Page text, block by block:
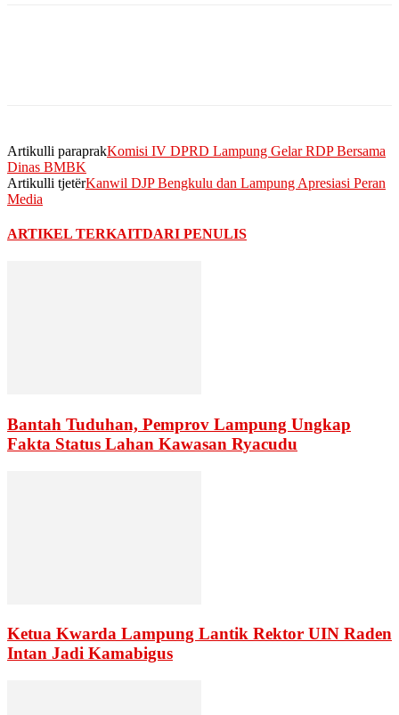
Artikulli paraprakKomisi IV DPRD Lampung Gelar RDP Bersama
Dinas BMBK
Artikulli tjetërKanwil DJP Bengkulu dan Lampung Apresiasi Peran
Media
ARTIKEL TERKAITDARI PENULIS
Bantah Tuduhan, Pemprov Lampung Ungkap
Fakta Status Lahan Kawasan Ryacudu
Ketua Kwarda Lampung Lantik Rektor UIN Raden
Intan Jadi Kamabigus